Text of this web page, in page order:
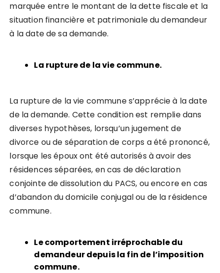
marquée entre le montant de la dette fiscale et la
situation financière et patrimoniale du demandeur
à la date de sa demande.
La rupture de la vie commune.
La rupture de la vie commune s’apprécie à la date
de la demande. Cette condition est remplie dans
diverses hypothèses, lorsqu’un jugement de
divorce ou de séparation de corps a été prononcé,
lorsque les époux ont été autorisés à avoir des
résidences séparées, en cas de déclaration
conjointe de dissolution du PACS, ou encore en cas
d’abandon du domicile conjugal ou de la résidence
commune.
Le comportement irréprochable du
demandeur depuis la fin de l’imposition
commune.